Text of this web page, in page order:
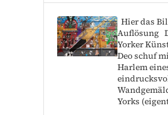
Hier das
Auflösung
Yorker
Deo schuf
Harlem
Yorks